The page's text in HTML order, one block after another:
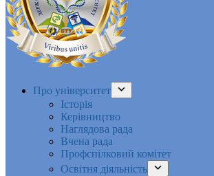
Про університет
Історія
Керівництво
Наглядова рада
Вчена рада
Профспілковий комітет
Освітня діяльність